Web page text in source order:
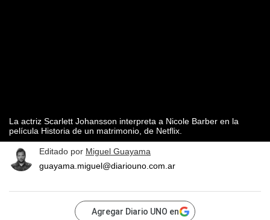
La actriz Scarlett Johansson interpreta a Nicole Barber en la
película Historia de un matrimonio, de Netflix.
Editado por Miguel Guayama
guayama.miguel@diariouno.com.ar
Agregar Diario UNO en